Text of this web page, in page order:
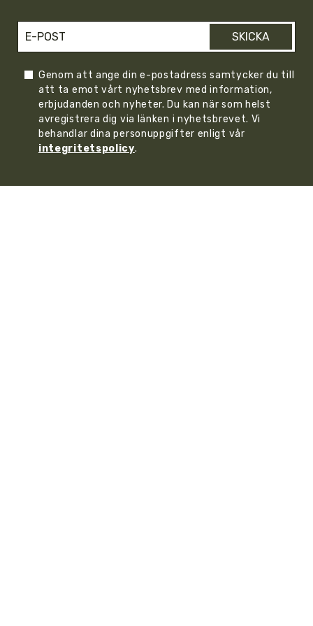
SKICKA
Genom att ange din e-postadress samtycker du till
att ta emot vårt nyhetsbrev med information,
erbjudanden och nyheter. Du kan när som helst
avregistrera dig via länken i nyhetsbrevet. Vi
behandlar dina personuppgifter enligt vår
integritetspolicy.